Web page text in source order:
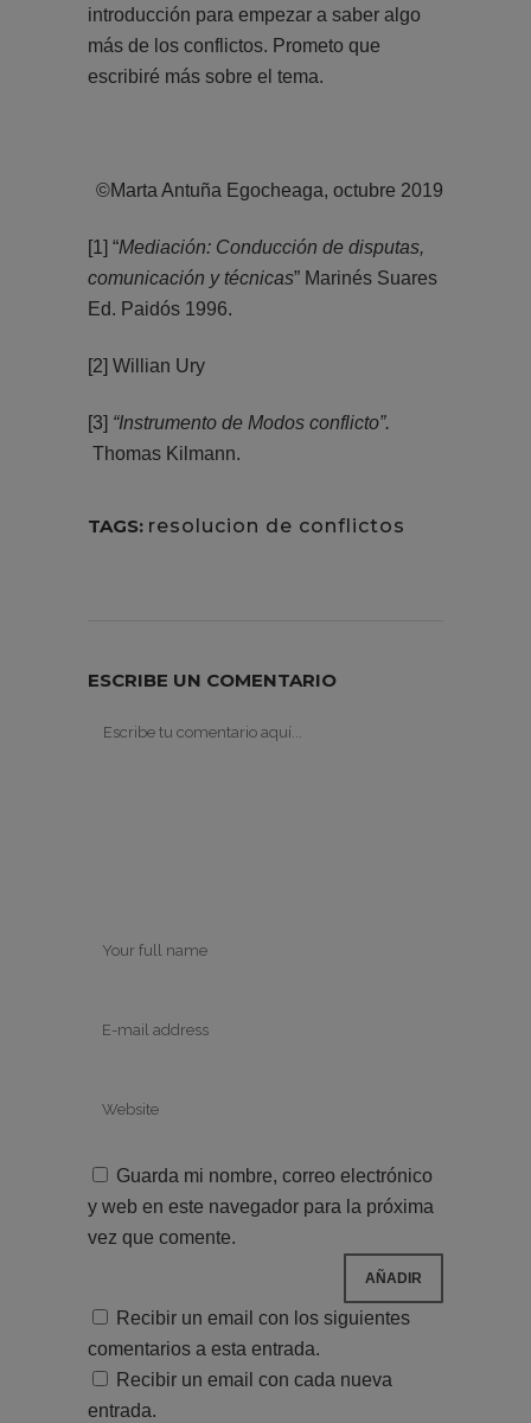
introducción para empezar a saber algo
más de los conflictos. Prometo que
escribiré más sobre el tema.
©Marta Antuña Egocheaga, octubre 2019
[1] “Mediación: Conducción de disputas,
comunicación y técnicas” Marinés Suares
Ed. Paidós 1996.
[2] Willian Ury
[3] “Instrumento de Modos conflicto”.
Thomas Kilmann.
TAGS: resolucion de conflictos
ESCRIBE UN COMENTARIO
Guarda mi nombre, correo electrónico
y web en este navegador para la próxima
vez que comente.
Recibir un email con los siguientes
comentarios a esta entrada.
Recibir un email con cada nueva
entrada.